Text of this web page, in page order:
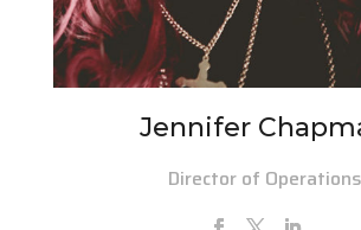
Jennifer
Director of Operations